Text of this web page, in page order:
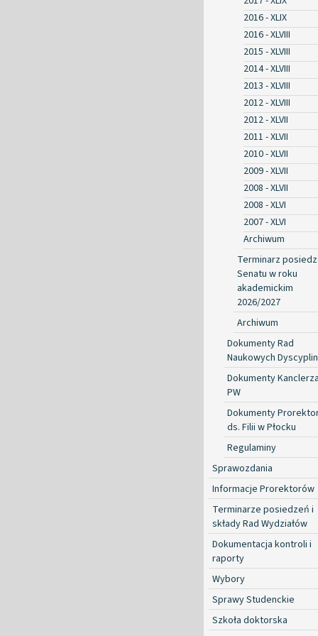
2016 - XLIX
2016 - XLVIII
2015 - XLVIII
2014 - XLVIII
2013 - XLVIII
2012 - XLVIII
2012 - XLVII
2011 - XLVII
2010 - XLVII
2009 - XLVII
2008 - XLVII
2008 - XLVI
2007 - XLVI
Archiwum
Terminarz
Senatu w roku
akademickim
2026/2027
Archiwum
Dokumenty Rad
Naukowych Dyscyplin
Dokumenty
PW
Dokumenty
ds. Filii w Płocku
Regulaminy
Sprawozdania
Informacje Prorektorów
Terminarze posiedzeń i
składy Rad Wydziałów
Dokumentacja kontroli i
raporty
Wybory
Sprawy Studenckie
Szkoła doktorska